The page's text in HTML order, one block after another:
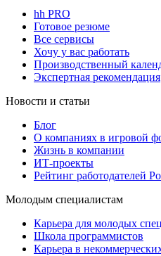
hh PRO
Готовое резюме
Все сервисы
Хочу у вас работать
Производственный
Экспертная рекомендация
Новости и статьи
Блог
О компаниях в игровой
Жизнь в компании
ИТ-проекты
Рейтинг работодателей
Молодым специалистам
Карьера для молодых
Школа программистов
Карьера в